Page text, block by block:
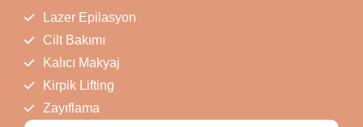
Lazer Epilasyon
Cilt Bakımı
Kalıcı Makyaj
Kirpik Lifting
Zayıflama